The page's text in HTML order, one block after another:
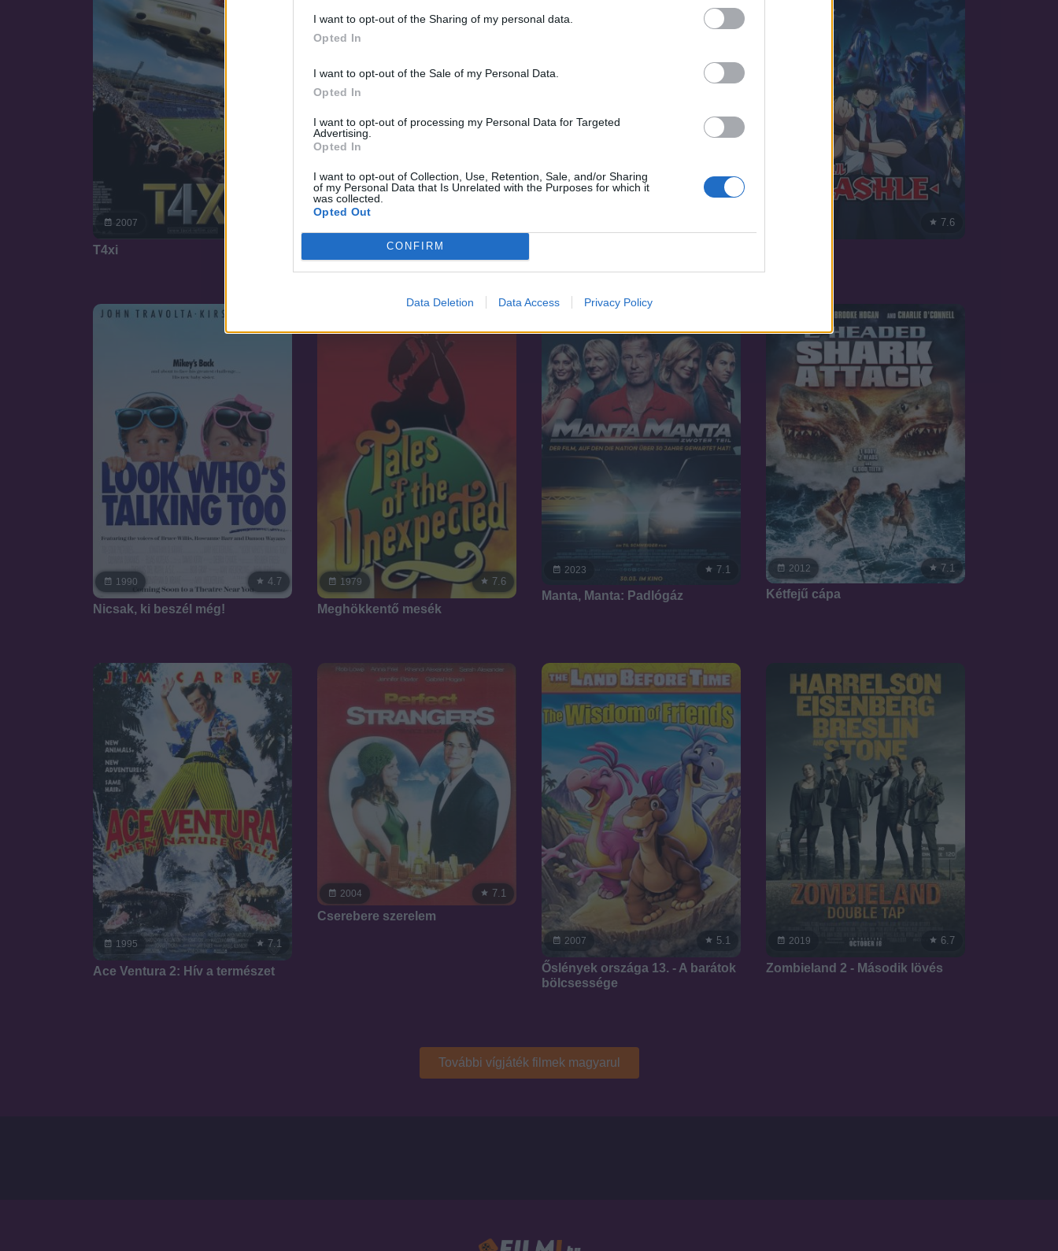
I want to opt-out of the Sharing of my personal data.
Opted In
I want to opt-out of the Sale of my Personal Data.
Opted In
I want to opt-out of processing my Personal Data for Targeted
Advertising.
Opted In
I want to opt-out of Collection, Use, Retention, Sale, and/or Sharing
of my Personal Data that Is Unrelated with the Purposes for which it
was collected.
Opted Out
CONFIRM
Data Deletion Data Access Privacy Policy
2007
T4xi
2006
A Big Foot expedíció
7.6
1990 4.7
Nicsak, ki beszél még!
1979 7.6
Meghökkentő mesék
2023 7.1
Manta, Manta: Padlógáz
2012 7.1
Kétfejű cápa
1995 7.1
Ace Ventura 2: Hív a természet
2004 7.1
Cserebere szerelem
2007 5.1
Őslények országa 13. - A barátok
bölcsessége
2019 6.7
Zombieland 2 - Második lövés
További vígjáték filmek magyarul